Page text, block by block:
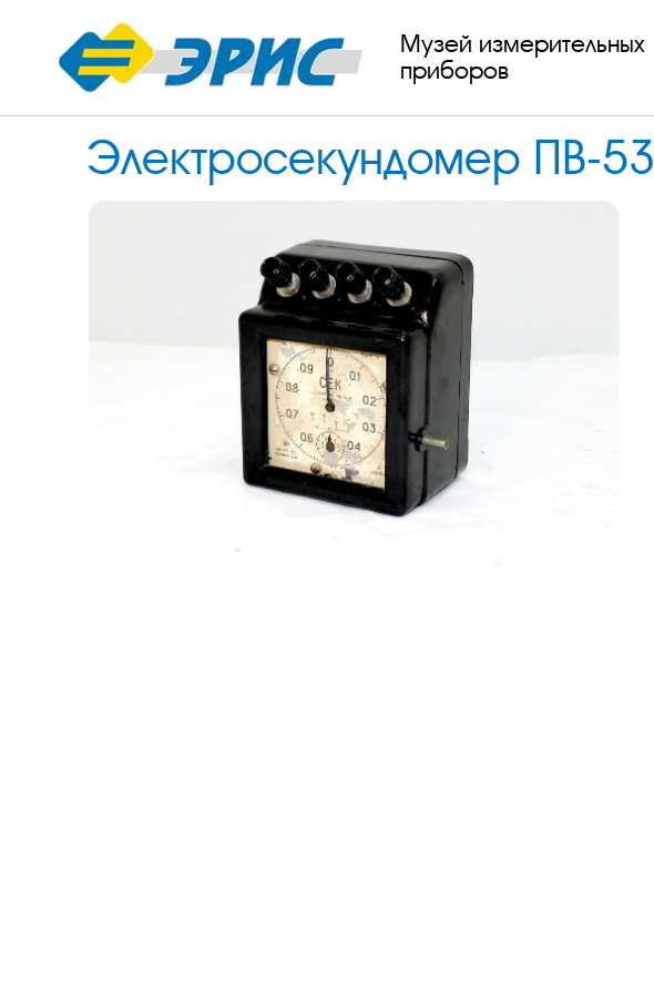
Музей измерительных
приборов
Электросекундомер ПВ-53